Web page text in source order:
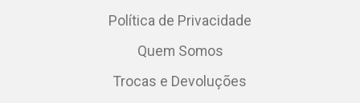
Política de Privacidade
Quem Somos
Trocas e Devoluções